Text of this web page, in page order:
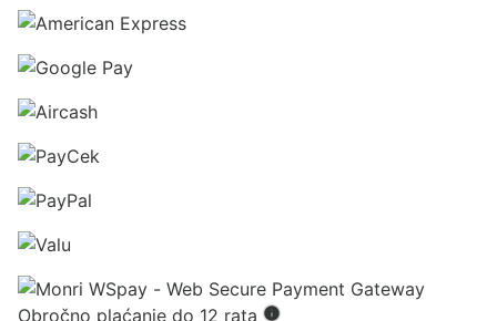
Obročno plaćanje do 12 rata